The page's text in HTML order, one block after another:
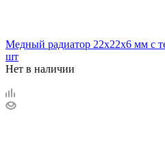
Медный радиатор 22х22х6 мм с
шт
Нет в наличии